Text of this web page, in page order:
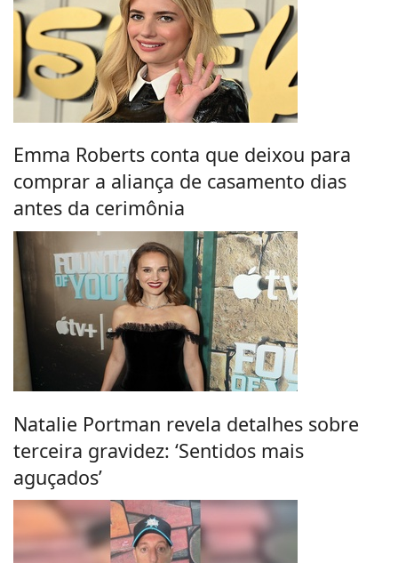
Emma Roberts conta que deixou para
comprar a aliança de casamento dias
antes da cerimônia
Natalie Portman revela detalhes sobre
terceira gravidez: ‘Sentidos mais
aguçados’